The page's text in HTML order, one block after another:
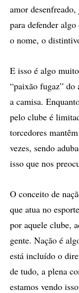
amor
para defender
o nome, o
E isso é algo
“paixão fugaz” do
a camisa.
pelo clube é
torcedores
vezes, sendo
isso que nos
O conceito de
que atua no
por aquele clube,
gente. Nação é
está incluído o
de tudo, a plena
estamos vendo